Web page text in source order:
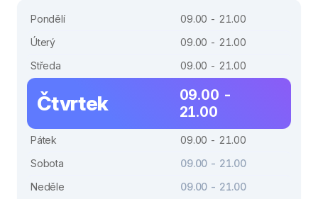
Pondělí
09.00 - 21.00
Úterý
09.00 - 21.00
Středa
09.00 - 21.00
Čtvrtek
09.00 -
21.00
Pátek
09.00 - 21.00
Sobota
09.00 - 21.00
Neděle
09.00 - 21.00